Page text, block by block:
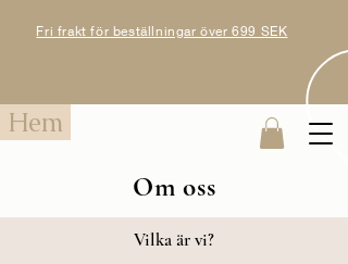
Fri frakt för beställningar över 699 SEK
Hem
Om oss
Vilka är vi?